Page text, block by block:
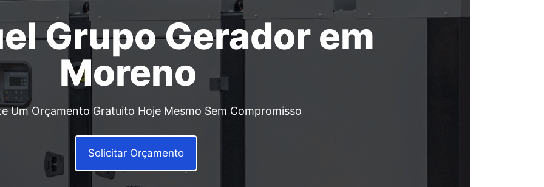
Grupo Gerador em
Moreno
Um Orçamento Gratuito Hoje Mesmo Sem Compromisso
Solicitar Orçamento